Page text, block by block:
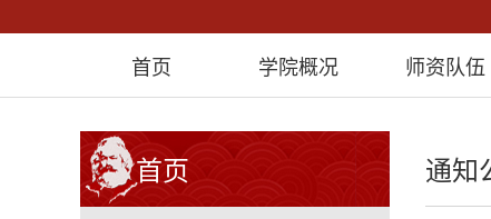
首页 学院概况 师资队伍
首页 通知